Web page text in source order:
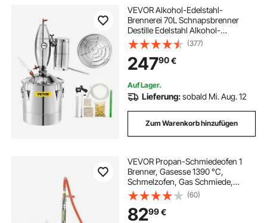
VEVOR Alkohol-Edelstahl-
Brennerei 70L Schnapsbrenner
Destille Edelstahl Alkohol-
Destillierkolben Schwarzbrennerei
Destillation
(377)
24790€
Auf Lager.
Lieferung:sobald Mi. Aug. 12
Zum Warenkorb hinzufügen
VEVOR Propan-Schmiedeofen 1
Brenner, Gasesse 1390 °C,
Schmelzofen, Gas Schmiede,
Hufschmiede, Brennofen
Gasschmiedewerkzeuge & -
ausrüstung, Schmiedeesse zum
(60)
8299€